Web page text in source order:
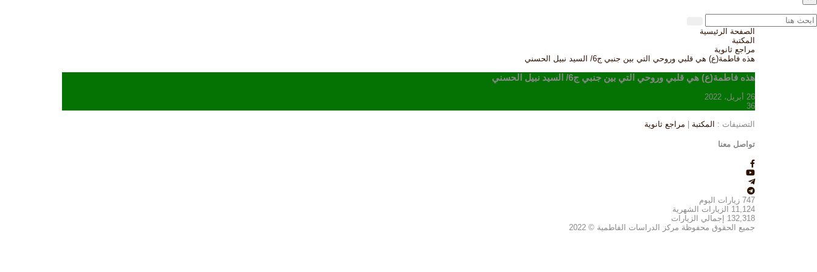
الصفحة الرئيسية
المكتبة
مراجع ثانوية
هذه فاطمة(ع) هي قلبي وروحي التي بين جنبي ج6/ السيد نبيل الحسني
هذه فاطمة(ع) هي قلبي وروحي التي بين جنبي ج6/ السيد نبيل الحسني
26 أبريل، 2022
36
التصنيفات : المكتبة مراجع ثانوية
تواصل معنا
747 زيارات اليوم
11,124
الزيارات الشهرية
132,318
إجمالي الزيارات
جميع الحقوق محفوظة مركز الدراسات الفاطمية © 2022